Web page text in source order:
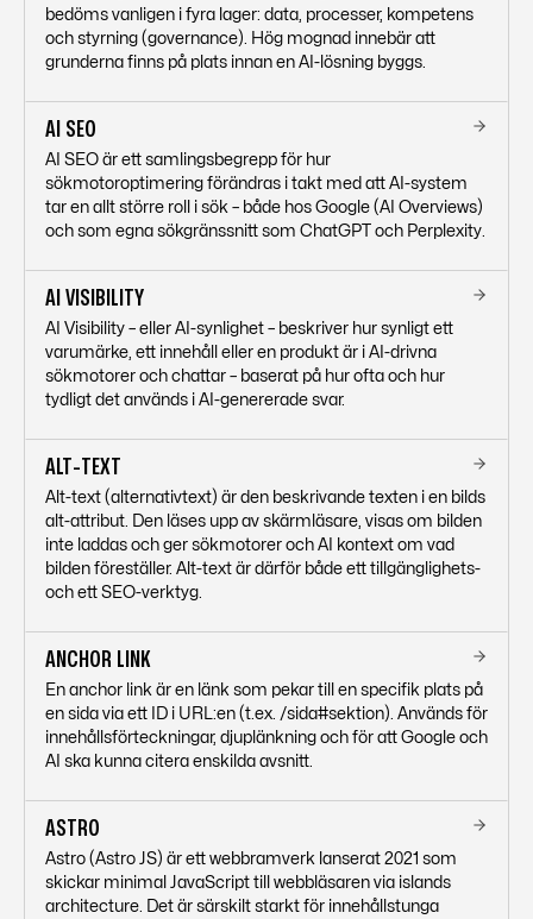
bedöms vanligen i fyra lager: data, processer, kompetens
och styrning (governance). Hög mognad innebär att
grunderna finns på plats innan en AI-lösning byggs.
AI SEO
AI SEO är ett samlingsbegrepp för hur
sökmotoroptimering förändras i takt med att AI-system
tar en allt större roll i sök – både hos Google (AI Overviews)
och som egna sökgränssnitt som ChatGPT och Perplexity.
AI VISIBILITY
AI Visibility – eller AI-synlighet – beskriver hur synligt ett
varumärke, ett innehåll eller en produkt är i AI-drivna
sökmotorer och chattar – baserat på hur ofta och hur
tydligt det används i AI-genererade svar.
ALT-TEXT
Alt-text (alternativtext) är den beskrivande texten i en bilds
alt-attribut. Den läses upp av skärmläsare, visas om bilden
inte laddas och ger sökmotorer och AI kontext om vad
bilden föreställer. Alt-text är därför både ett tillgänglighets-
och ett SEO-verktyg.
ANCHOR LINK
En anchor link är en länk som pekar till en specifik plats på
en sida via ett ID i URL:en (t.ex. /sida#sektion). Används för
innehållsförteckningar, djuplänkning och för att Google och
AI ska kunna citera enskilda avsnitt.
ASTRO
Astro (Astro JS) är ett webbramverk lanserat 2021 som
skickar minimal JavaScript till webbläsaren via islands
architecture. Det är särskilt starkt för innehållstunga